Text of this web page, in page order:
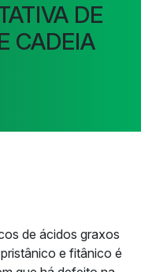
DE
CADEIA
de ácidos graxos
e fitânico é